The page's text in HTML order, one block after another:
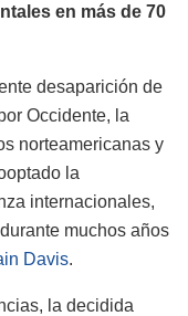
en más de 70
desaparición de
Occidente, la
norteamericanas y
la
internacionales,
muchos años
Davis.
la decidida